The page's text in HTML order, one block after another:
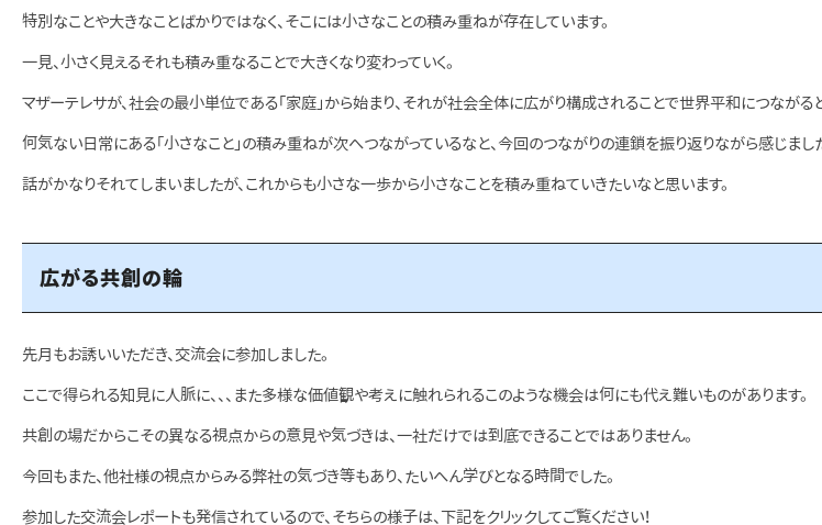
特別なことや大きなことばかりではなく、そこには小さなことの積み重ねが存在しています。
一見、小さく見えるそれも積み重なることで大きくなり変わっていく。
マザーテレサが、社会の最小単位である「家庭」から始まり、それが社会全体に広がり構成されることで世界平和につながると
何気ない日常にある「小さなこと」の積み重ねが次へつながっているなと、今回のつながりの連鎖を振り返りながら感じまし
話がかなりそれてしまいましたが、これからも小さな一歩から小さなことを積み重ねていきたいなと思います。
広がる共創の輪
先月もお誘いいただき、交流会に参加しました。
ここで得られる知見に人脈に、、、また多様な価値観や考えに触れられるこのような機会は何にも代え難いものがあります。
共創の場だからこその異なる視点からの意見や気づきは、一社だけでは到底できることではありません。
今回もまた、他社様の視点からみる弊社の気づき等もあり、たいへん学びとなる時間でした。
参加した交流会レポートも発信されているので、そちらの様子は、下記をクリックしてご覧ください！